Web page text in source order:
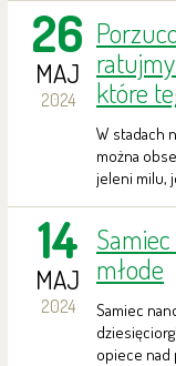
26
MAJ
2024
które
W stadach
można
jeleni milu,
14
MAJ
2024
młode
Samiec
opiece